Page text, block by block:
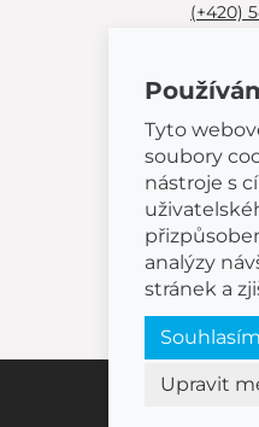
(+420)
Další
Najděte si
Nebo volejte
©
Tyto
soubory
nástroje s
analýzy
stránek a
Souhlasím
Upravit